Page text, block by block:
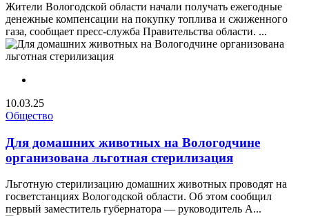
Жители Вологодской области начали получать ежегодные
денежные компенсации на покупку топлива и сжиженного
газа, сообщает пресс-служба Правительства области. ...
10.03.25
Общество
Для домашних животных на Вологодчине
организована льготная стерилизация
Льготную стерилизацию домашних животных проводят на
госветстанциях Вологодской области. Об этом сообщил
первый заместитель губернатора — руководитель А...